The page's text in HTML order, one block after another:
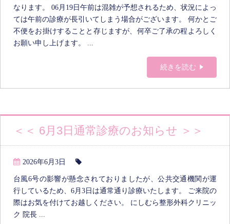
なります。 06月19日午前は混雑が予想されるため、状況によっ
ては午前の診療が長引いてしまう場合がございます。 何かとご
不便をお掛けすることと存じますが、何卒ご了承の程よろしく
お願い申し上げます。 ...
続きを読む
＜＜ 6月3日通常診療のお知らせ ＞＞
2026年6月3日
台風6号の影響が懸念されておりましたが、公共交通機関が運
行しているため、6月3日は通常通り診療いたします。 ご来院の
際はお気を付けてお越しください。 にしむら整形外科クリニッ
ク 院長 ...